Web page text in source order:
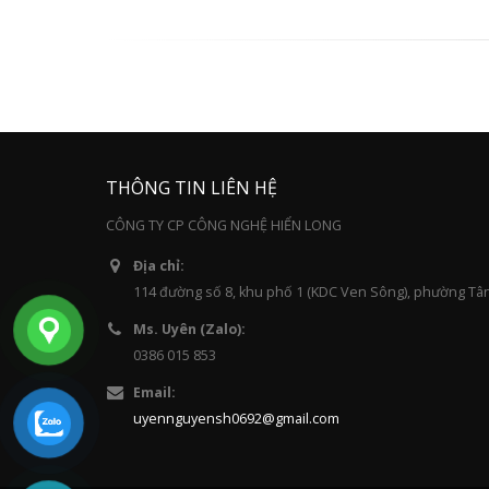
THÔNG TIN LIÊN HỆ
CÔNG TY CP CÔNG NGHỆ HIỂN LONG
Địa chỉ:
114 đường số 8, khu phố 1 (KDC Ven Sông), phường
Ms. Uyên (Zalo):
0386 015 853
Email:
uyennguyensh0692@gmail.com